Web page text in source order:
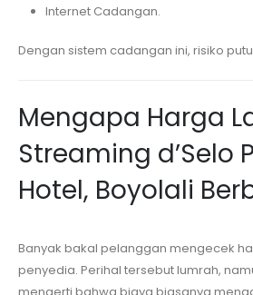
Internet Cadangan.
Dengan sistem cadangan ini, risiko
Mengapa Harga
Streaming d’Selo
Hotel, Boyolali
Banyak bakal pelanggan mengecek
penyedia. Perihal tersebut lumrah,
mengerti bahwa biaya biasanya